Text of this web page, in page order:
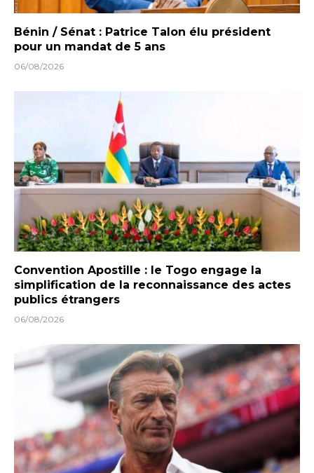
Bénin / Sénat : Patrice Talon élu président
pour un mandat de 5 ans
06/08/2026
Convention Apostille : le Togo engage la
simplification de la reconnaissance des actes
publics étrangers
06/08/2026